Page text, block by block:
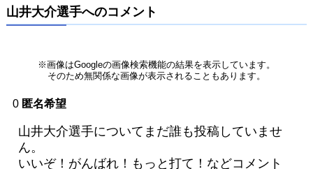
山井大介選手へのコメント
※画像はGoogleの画像検索機能の結果を表示しています。
そのため無関係な画像が表示されることもあります。
0 匿名希望
山井大介選手についてまだ誰も投稿していませ
ん。
いいぞ！がんばれ！もっと打て！などコメント